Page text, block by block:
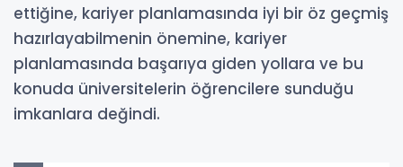
ettiğine, kariyer planlamasında iyi bir öz geçmiş
hazırlayabilmenin önemine, kariyer
planlamasında başarıya giden yollara ve bu
konuda üniversitelerin öğrencilere sunduğu
imkanlara değindi.